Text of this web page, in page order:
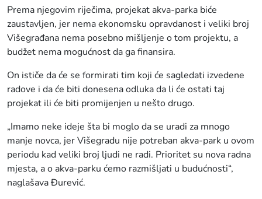
Prema njegovim riječima, projekat akva-parka biće
zaustavljen, jer nema ekonomsku opravdanost i veliki broj
Višegrađana nema posebno mišljenje o tom projektu, a
budžet nema mogućnost da ga finansira.
On ističe da će se formirati tim koji će sagledati izvedene
radove i da će biti donesena odluka da li će ostati taj
projekat ili će biti promijenjen u nešto drugo.
„Imamo neke ideje šta bi moglo da se uradi za mnogo
manje novca, jer Višegradu nije potreban akva-park u ovom
periodu kad veliki broj ljudi ne radi. Prioritet su nova radna
mjesta, a o akva-parku ćemo razmišljati u budućnosti“,
naglašava Đurević.